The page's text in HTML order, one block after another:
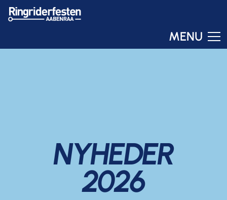
MENU
NYHEDER
2026